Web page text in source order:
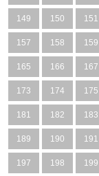
149 150 151
157 158 159
165 166 167
173 174 175
181 182 183
189 190 191
197 198 199